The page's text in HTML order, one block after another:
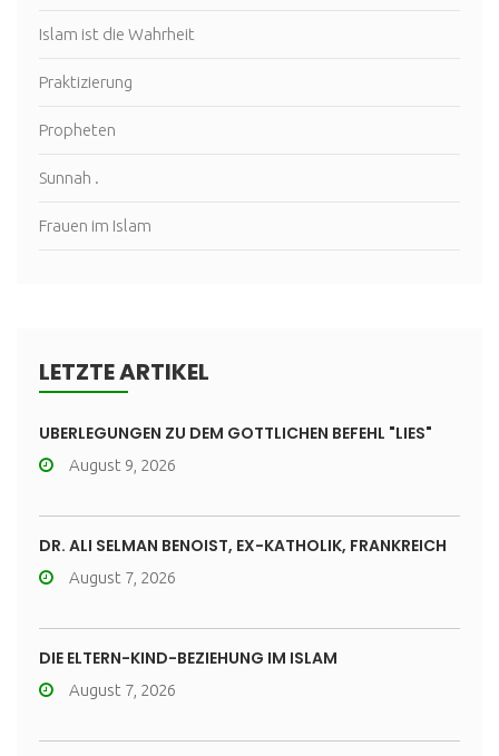
Islam ist die Wahrheit
Praktizierung
Propheten
Sunnah .
Frauen im Islam
LETZTE ARTIKEL
ÜBERLEGUNGEN ZU DEM GÖTTLICHEN BEFEHL "LIES"
August 9, 2026
DR. ALI SELMAN BENOIST, EX-KATHOLIK, FRANKREICH
August 7, 2026
DIE ELTERN-KIND-BEZIEHUNG IM ISLAM
August 7, 2026